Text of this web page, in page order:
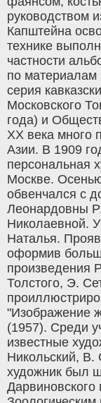
руководством
Капштейна
технике
частности
по материалам
серия
Московского
года) и
XX века много
Азии. В 1909
персональная
Москве.
обвенчался с
Леонардовны
Николаевной.
Наталья.
оформив
произведения
Толстого, Э.
"Изображение
(1957). Среди
известные
Никольский,
художник был
Дарвиновского